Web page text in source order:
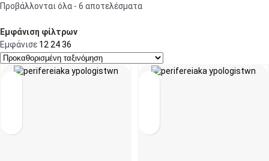
Προβάλλονται όλα - 6 αποτελέσματα
Εμφάνιση φίλτρων
Εμφάνισε 12 2436